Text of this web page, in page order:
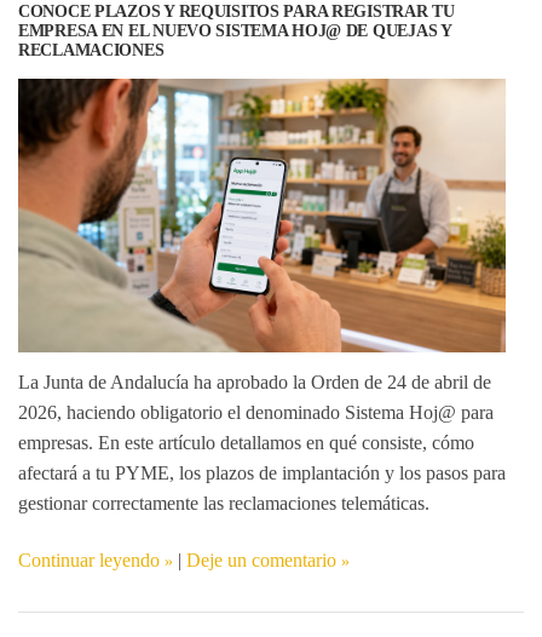
CONOCE PLAZOS Y REQUISITOS PARA REGISTRAR TU
EMPRESA EN EL NUEVO SISTEMA HOJ@ DE QUEJAS Y
RECLAMACIONES
La Junta de Andalucía ha aprobado la Orden de 24 de abril de
2026, haciendo obligatorio el denominado Sistema Hoj@ para
empresas. En este artículo detallamos en qué consiste, cómo
afectará a tu PYME, los plazos de implantación y los pasos para
gestionar correctamente las reclamaciones telemáticas.
Continuar leyendo | Deje un comentario